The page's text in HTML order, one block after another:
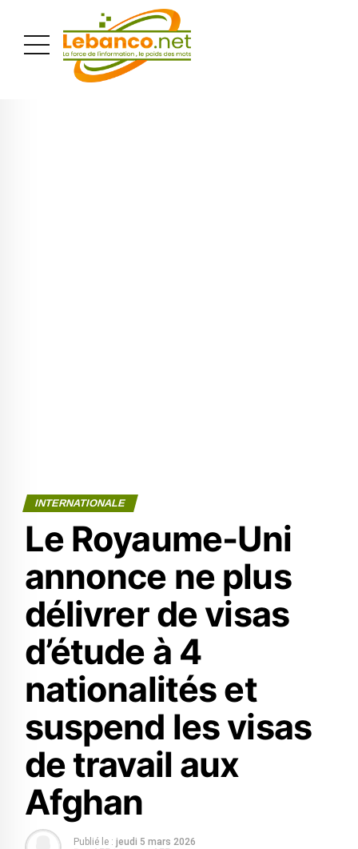
INTERNATIONALE
Le Royaume-Uni
annonce ne plus
délivrer de visas
d’étude à 4
nationalités et
suspend les visas
de travail aux
Afghan
Publié le : jeudi 5 mars 2026